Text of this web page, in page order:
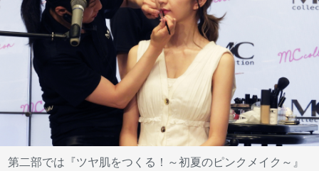
第二部では『ツヤ肌をつくる！～初夏のピンクメイク～』